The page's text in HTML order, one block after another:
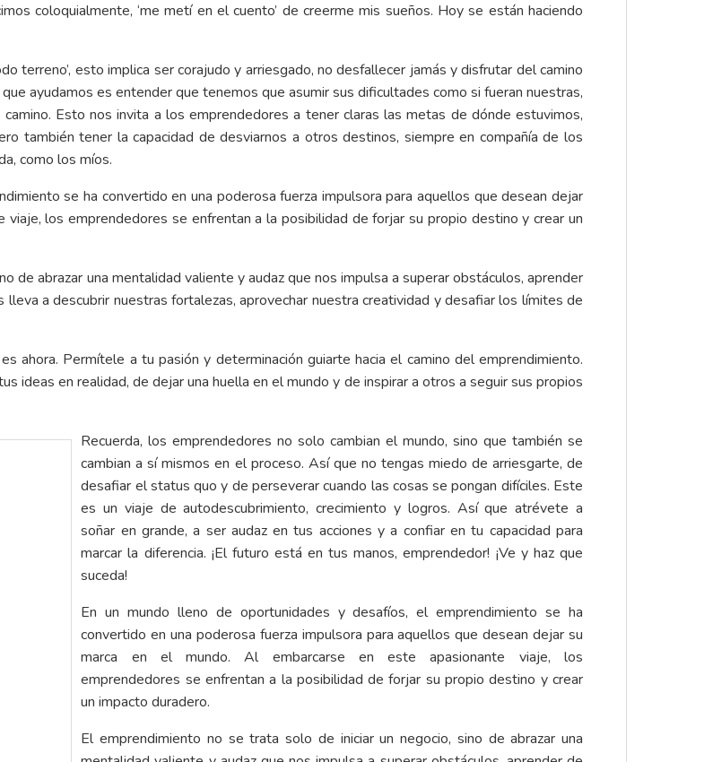
coloquialmente, ‘me metí en el cuento’ de creerme mis sueños. Hoy se están haciendo
terreno’, esto implica ser corajudo y arriesgado, no desfallecer jamás y disfrutar del camino
ayudamos es entender que tenemos que asumir sus dificultades como si fueran nuestras,
Esto nos invita a los emprendedores a tener claras las metas de dónde estuvimos,
también tener la capacidad de desviarnos a otros destinos, siempre en compañía de los
como los míos.
se ha convertido en una poderosa fuerza impulsora para aquellos que desean dejar
los emprendedores se enfrentan a la posibilidad de forjar su propio destino y crear un
de abrazar una mentalidad valiente y audaz que nos impulsa a superar obstáculos, aprender
a descubrir nuestras fortalezas, aprovechar nuestra creatividad y desafiar los límites de
ahora. Permítele a tu pasión y determinación guiarte hacia el camino del emprendimiento.
ideas en realidad, de dejar una huella en el mundo y de inspirar a otros a seguir sus propios
Recuerda, los emprendedores no solo cambian el mundo, sino que también se
cambian a sí mismos en el proceso. Así que no tengas miedo de arriesgarte, de
desafiar el status quo y de perseverar cuando las cosas se pongan difíciles. Este
es un viaje de autodescubrimiento, crecimiento y logros. Así que atrévete a
soñar en grande, a ser audaz en tus acciones y a confiar en tu capacidad para
marcar la diferencia. ¡El futuro está en tus manos, emprendedor! ¡Ve y haz que
suceda!
En un mundo lleno de oportunidades y desafíos, el emprendimiento se ha
convertido en una poderosa fuerza impulsora para aquellos que desean dejar su
marca en el mundo. Al embarcarse en este apasionante viaje, los
emprendedores se enfrentan a la posibilidad de forjar su propio destino y crear
un impacto duradero.
El emprendimiento no se trata solo de iniciar un negocio, sino de abrazar una